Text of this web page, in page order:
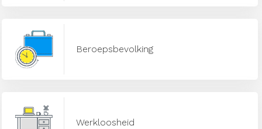
Beroepsbevolking
Werkloosheid